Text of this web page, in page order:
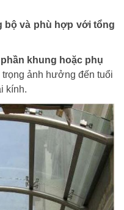
bộ và phù hợp với tổng
khung hoặc phụ
trọng ảnh hưởng đến tuổi
kính.